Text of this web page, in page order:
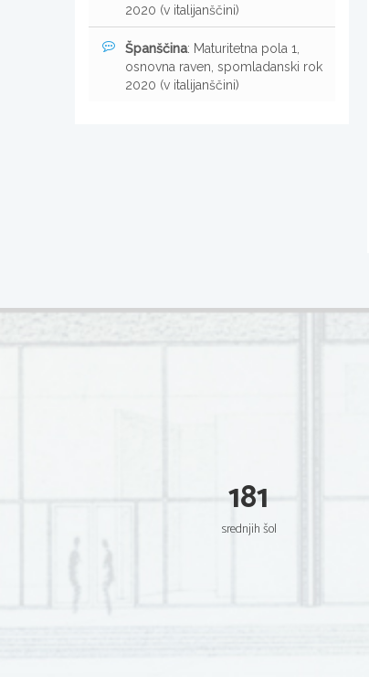
2020 (v italijanščini)
Španščina: Maturitetna pola 1,
osnovna raven, spomladanski rok
2020 (v italijanščini)
181
srednjih šol